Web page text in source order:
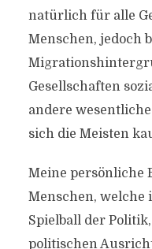
natürlich für alle
Menschen, jedoch
Gesellschaften
andere
sich die Meisten
Meine persönliche
Menschen, welche
Spielball der
politischen